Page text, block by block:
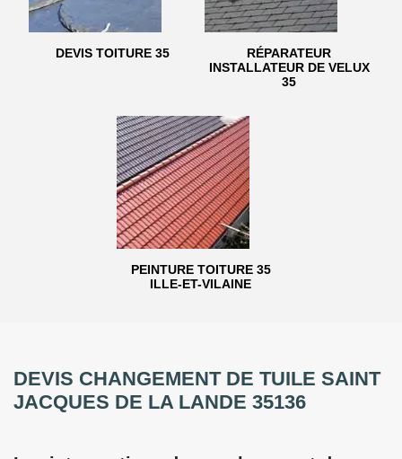
DEVIS TOITURE 35
RÉPARATEUR
INSTALLATEUR DE VELUX
35
PEINTURE TOITURE 35
ILLE-ET-VILAINE
DEVIS CHANGEMENT DE TUILE SAINT
JACQUES DE LA LANDE 35136